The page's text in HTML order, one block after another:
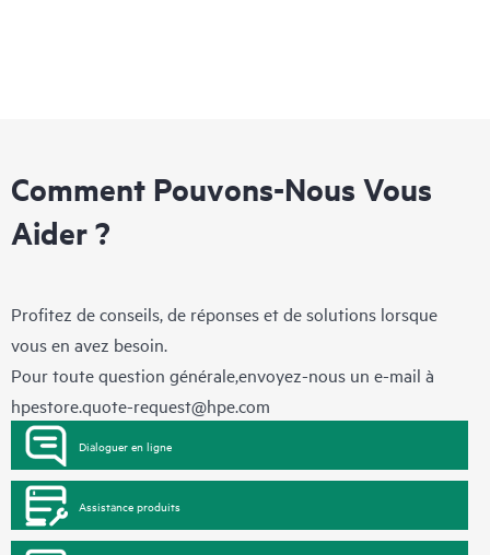
Comment Pouvons-Nous Vous
Aider ?
Profitez de conseils, de réponses et de solutions lorsque
vous en avez besoin.
Pour toute question générale,envoyez-nous un e-mail à
hpestore.quote-request@hpe.com
Dialoguer en ligne
Assistance produits